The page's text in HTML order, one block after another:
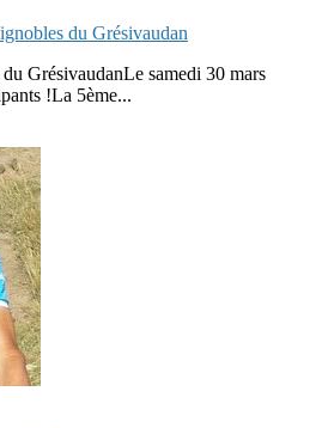
du Grésivaudan
GrésivaudanLe samedi 30 mars
!La 5ème...